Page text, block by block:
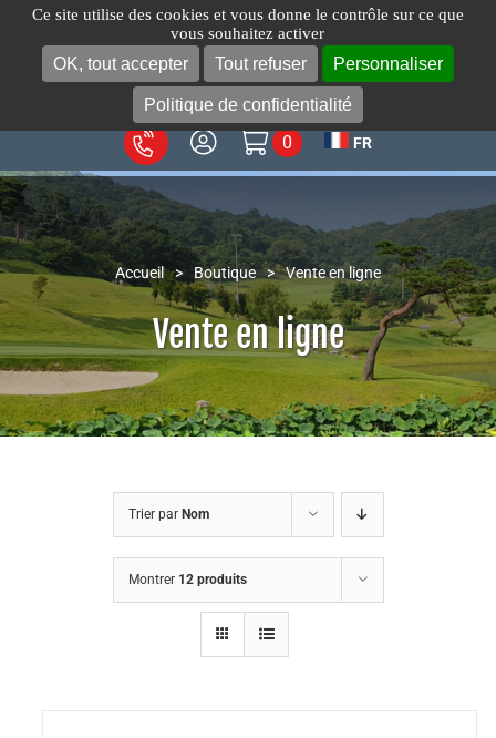
Ce site utilise des cookies et vous donne le contrôle sur ce que
vous souhaitez activer
OK, tout accepter Tout refuser Personnaliser
Politique de confidentialité
Passer
contenu
Produits
Votre métier
Services
Blog
Contact
0 FR
Accueil > Boutique > Vente en ligne
Vente en ligne
Trier par Nom
Montrer 12 produits